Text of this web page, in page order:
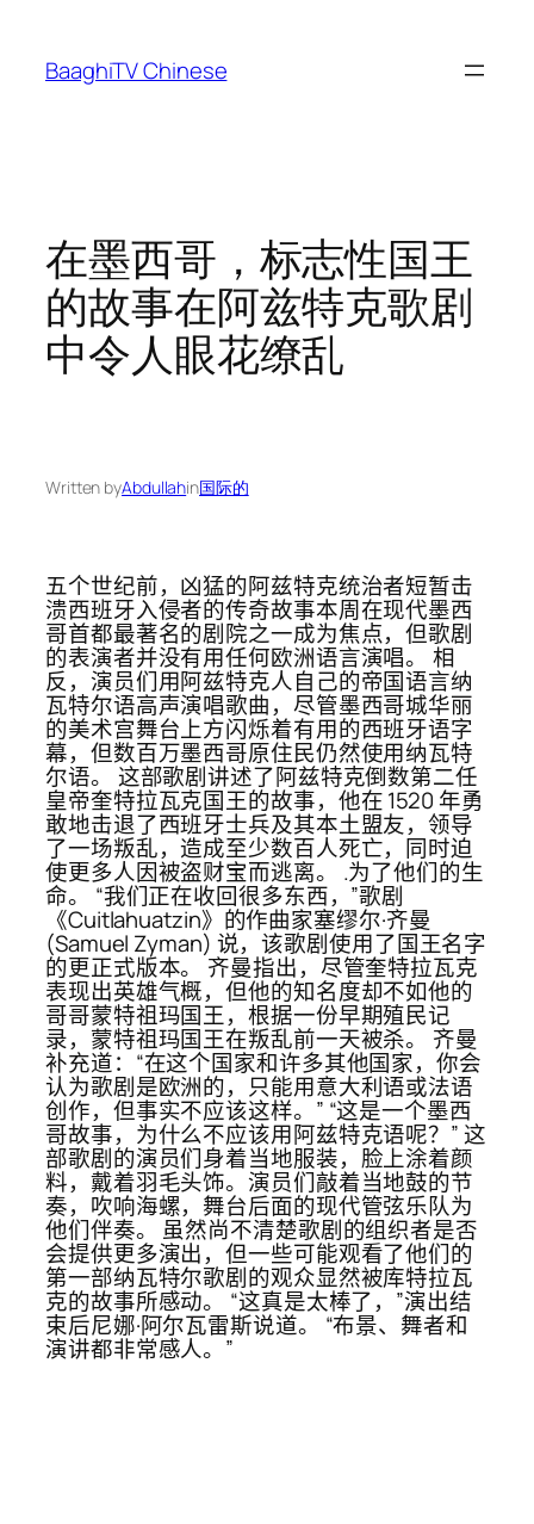
content
BaaghiTV Chinese
在墨西哥，标志性国王
的故事在阿兹特克歌剧
中令人眼花缭乱
Written byAbdullahin国际的
五个世纪前，凶猛的阿兹特克统治者短暂击
溃西班牙入侵者的传奇故事本周在现代墨西
哥首都最著名的剧院之一成为焦点，但歌剧
的表演者并没有用任何欧洲语言演唱。 相
反，演员们用阿兹特克人自己的帝国语言纳
瓦特尔语高声演唱歌曲，尽管墨西哥城华丽
的美术宫舞台上方闪烁着有用的西班牙语字
幕，但数百万墨西哥原住民仍然使用纳瓦特
尔语。 这部歌剧讲述了阿兹特克倒数第二任
皇帝奎特拉瓦克国王的故事，他在 1520 年勇
敢地击退了西班牙士兵及其本土盟友，领导
了一场叛乱，造成至少数百人死亡，同时迫
使更多人因被盗财宝而逃离。 .为了他们的生
命。 “我们正在收回很多东西，”歌剧
《Cuitlahuatzin》的作曲家塞缪尔·齐曼
(Samuel Zyman) 说，该歌剧使用了国王名字
的更正式版本。 齐曼指出，尽管奎特拉瓦克
表现出英雄气概，但他的知名度却不如他的
哥哥蒙特祖玛国王，根据一份早期殖民记
录，蒙特祖玛国王在叛乱前一天被杀。 齐曼
补充道：“在这个国家和许多其他国家，你会
认为歌剧是欧洲的，只能用意大利语或法语
创作，但事实不应该这样。” “这是一个墨西
哥故事，为什么不应该用阿兹特克语呢？” 这
部歌剧的演员们身着当地服装，脸上涂着颜
料，戴着羽毛头饰。演员们敲着当地鼓的节
奏，吹响海螺，舞台后面的现代管弦乐队为
他们伴奏。 虽然尚不清楚歌剧的组织者是否
会提供更多演出，但一些可能观看了他们的
第一部纳瓦特尔歌剧的观众显然被库特拉瓦
克的故事所感动。 “这真是太棒了，”演出结
束后尼娜·阿尔瓦雷斯说道。 “布景、舞者和
演讲都非常感人。”